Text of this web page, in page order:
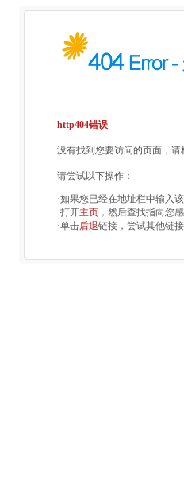
http404错误
没有找到您要访问的页面，
请尝试以下操作：
·如果您已经在地址栏中输入
·打开主页 ，然后查找指向您
·单击后退链接，尝试其他链